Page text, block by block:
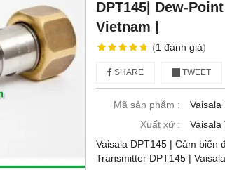
DPT145| Dew-
Vietnam |
(1 đánh giá)
SHARE TWEET
Mã sản phẩm :
Vaisala
Xuất xứ :
Vaisala
Vaisala DPT145 | Cảm biến
Transmitter DPT145 |